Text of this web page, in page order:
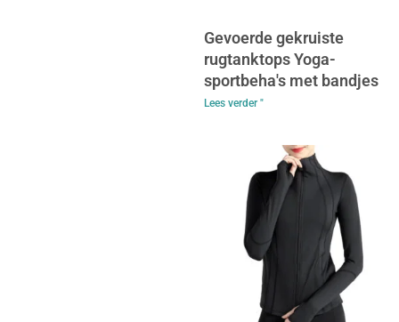
Gevoerde gekruiste
rugtanktops Yoga-
sportbeha's met bandjes
Lees verder "